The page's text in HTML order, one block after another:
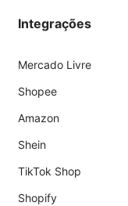
Integrações
Mercado Livre
Shopee
Amazon
Shein
TikTok Shop
Shopify